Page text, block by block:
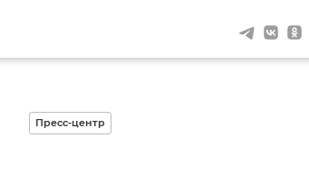
Пресс-центр